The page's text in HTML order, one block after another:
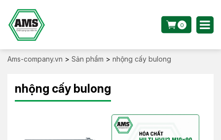
0
Ams-company.vn > Sản phẩm > nhộng cấy bulong
nhộng cấy bulong